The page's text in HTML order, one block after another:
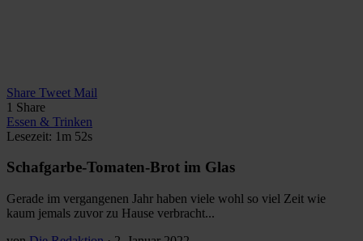
Share Tweet Mail
1 Share
Essen & Trinken
Lesezeit: 1m 52s
Schafgarbe-Tomaten-Brot im Glas
Gerade im vergangenen Jahr haben viele wohl so viel Zeit wie
kaum jemals zuvor zu Hause verbracht...